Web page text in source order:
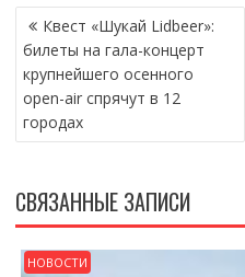
НАВИГАЦИЯ
ПО
ЗАПИСЯМ
Квест «Шукай Lidbeer»:
билеты на гала-концерт
крупнейшего осенного
open-air спрячут в 12
городах
СВЯЗАННЫЕ ЗАПИСИ
НОВОСТИ